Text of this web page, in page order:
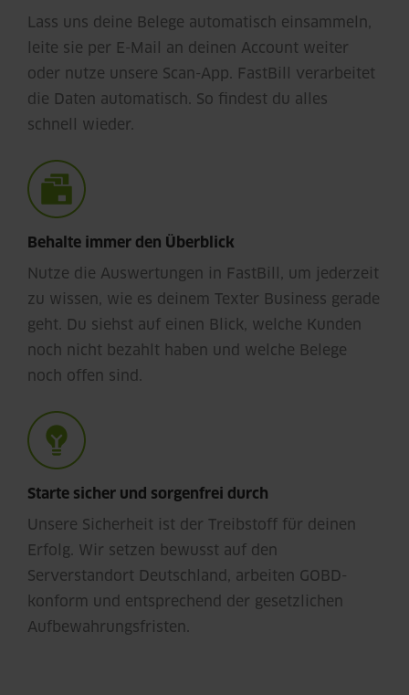
Lass uns deine Belege automatisch einsammeln,
leite sie per E-Mail an deinen Account weiter
oder nutze unsere Scan-App. FastBill verarbeitet
die Daten automatisch. So findest du alles
schnell wieder.
Behalte immer den Überblick
Nutze die Auswertungen in FastBill, um jederzeit
zu wissen, wie es deinem Texter Business gerade
geht. Du siehst auf einen Blick, welche Kunden
noch nicht bezahlt haben und welche Belege
noch offen sind.
Starte sicher und sorgenfrei durch
Unsere Sicherheit ist der Treibstoff für deinen
Erfolg. Wir setzen bewusst auf den
Serverstandort Deutschland, arbeiten GOBD-
konform und entsprechend der gesetzlichen
Aufbewahrungsfristen.